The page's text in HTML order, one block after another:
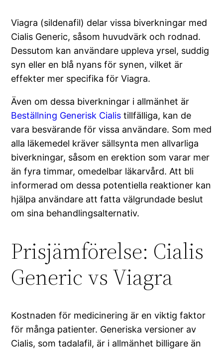
Viagra (sildenafil) delar vissa biverkningar med
Cialis Generic, såsom huvudvärk och rodnad.
Dessutom kan användare uppleva yrsel, suddig
syn eller en blå nyans för synen, vilket är
effekter mer specifika för Viagra.
Även om dessa biverkningar i allmänhet är
Beställning Generisk Cialis tillfälliga, kan de
vara besvärande för vissa användare. Som med
alla läkemedel kräver sällsynta men allvarliga
biverkningar, såsom en erektion som varar mer
än fyra timmar, omedelbar läkarvård. Att bli
informerad om dessa potentiella reaktioner kan
hjälpa användare att fatta välgrundade beslut
om sina behandlingsalternativ.
Prisjämförelse: Cialis
Generic vs Viagra
Kostnaden för medicinering är en viktig faktor
för många patienter. Generiska versioner av
Cialis, som tadalafil, är i allmänhet billigare än